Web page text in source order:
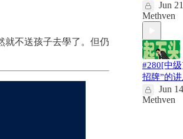
就不送孩子去學了。但仍
Jun 21
Methven
#280[中
招牌”的
Jun 14
Methven